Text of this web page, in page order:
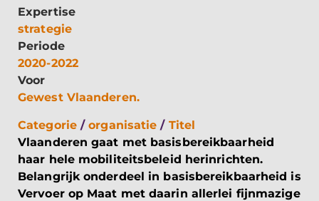
Expertise
strategie
Periode
2020-2022
Voor
Gewest Vlaanderen.
Categorie /organisatie/Titel
Vlaanderen gaat met basisbereikbaarheid
haar hele mobiliteitsbeleid herinrichten.
Belangrijk onderdeel in basisbereikbaarheid is
Vervoer op Maat met daarin allerlei fijnmazige